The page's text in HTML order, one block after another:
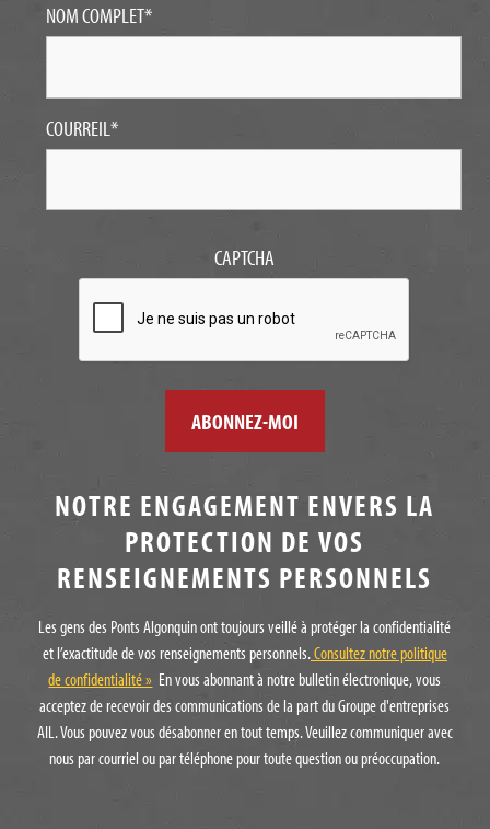
NOM COMPLET*
COURREIL*
CAPTCHA
NOTRE ENGAGEMENT ENVERS LA
PROTECTION DE VOS
RENSEIGNEMENTS PERSONNELS
Les gens des Ponts Algonquin ont toujours veillé à protéger la confidentialité
et l’exactitude de vos renseignements personnels.Consultez notre politique
de confidentialité » En vous abonnant à notre bulletin électronique, vous
acceptez de recevoir des communications de la part du Groupe d'entreprises
AIL. Vous pouvez vous désabonner en tout temps. Veuillez communiquer avec
nous par courriel ou par téléphone pour toute question ou préoccupation.